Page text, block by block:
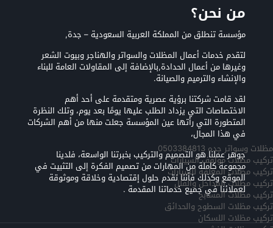
من نحن؟
مؤسسة تنطلق من المملكة العربية السعودية – جدة,
لتقدم خدمات أعمال المظلات والسواتر والهناجر وبيوت الشعر
وغيرها من أعمال الحدادة,بالإضافة إلى المقاولات العامة للبناء
والإنشاء والترميم والصيانة.
لقد قامت شركتنا برؤية عصرية ومتقدمة على أحد أهم
الاختصاصات التي يزداد الطلب عليها يومًا بعد يوم، وتلك النظرة
المتطورة التي رأتها عين المؤسسة جعلت منها من أهم الشركات
في هذا المجال،
جوهر عملنا هو التصميم والتركيب بخبرتنا الواسعة، فلدينا
مجموعة كاملة من المهارات من تصميم الفكرة إلى التثبيت في
الموقع وكذلك فأننا نقدم حلول إقتصادية وخلاقة وموثوقة
لعملائنا في جميع خدماتنا المقدمة .
مظلات وسواتر جده 0503384813
تركيب مظلات مواقف السيارات
تركيب مظلات المعلقه للسيارات
تركيب مظلات المداخل والفلل
تركيب مظلات المسابح
تركيب مظلات السطوح والحدائق
تركيب مظلات اللسكان